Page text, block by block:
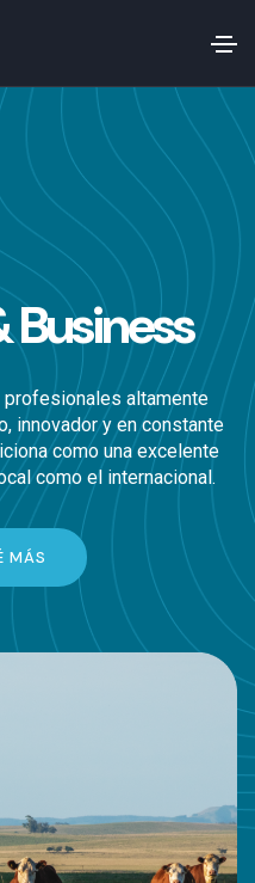
Business
profesionales altamente
innovador y en constante
como una excelente
como el internacional.
MÁS